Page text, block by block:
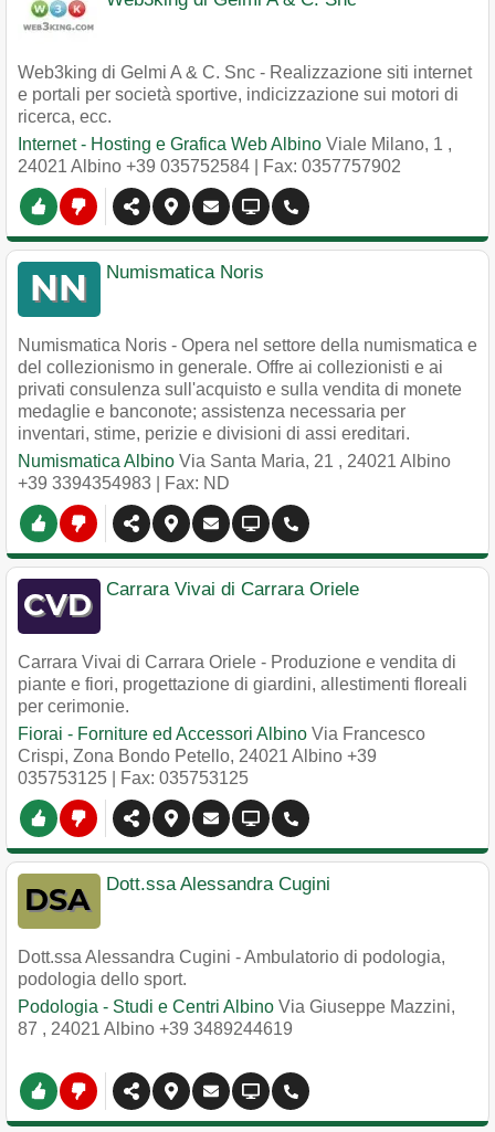
Web3king di Gelmi A & C. Snc - Realizzazione siti internet
e portali per società sportive, indicizzazione sui motori di
ricerca, ecc.
Internet - Hosting e Grafica Web Albino Viale Milano, 1 ,
24021 Albino +39 035752584 | Fax: 0357757902
Numismatica Noris
Numismatica Noris - Opera nel settore della numismatica e
del collezionismo in generale. Offre ai collezionisti e ai
privati consulenza sull'acquisto e sulla vendita di monete
medaglie e banconote; assistenza necessaria per
inventari, stime, perizie e divisioni di assi ereditari.
Numismatica Albino Via Santa Maria, 21 , 24021 Albino
+39 3394354983 | Fax: ND
Carrara Vivai di Carrara Oriele
Carrara Vivai di Carrara Oriele - Produzione e vendita di
piante e fiori, progettazione di giardini, allestimenti floreali
per cerimonie.
Fiorai - Forniture ed Accessori Albino Via Francesco
Crispi, Zona Bondo Petello, 24021 Albino +39
035753125 | Fax: 035753125
Dott.ssa Alessandra Cugini
Dott.ssa Alessandra Cugini - Ambulatorio di podologia,
podologia dello sport.
Podologia - Studi e Centri Albino Via Giuseppe Mazzini,
87 , 24021 Albino +39 3489244619